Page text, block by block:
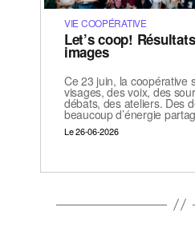
VIE COOPÉRATIVE
Let’s coop!
images
Ce 23 juin, la coopérative
visages, des voix, des
débats, des ateliers. Des
beaucoup d’énergie
Le 26-06-2026